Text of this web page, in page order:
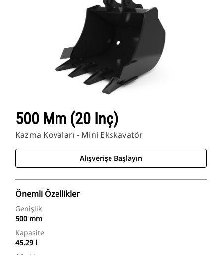
500 Mm (20 Inç)
Kazma Kovaları - Mini Ekskavatör
Alışverişe Başlayın
Önemli Özellikler
Genişlik
500 mm
Kapasite
45.29 l